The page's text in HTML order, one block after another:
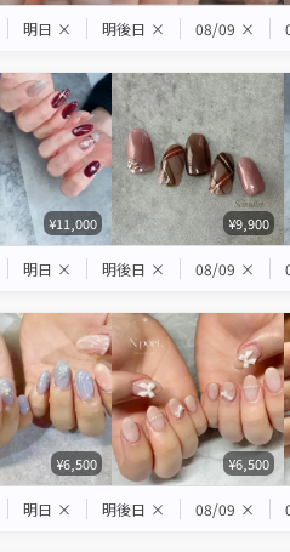
明日 × 明後日 × 08/09 ×
¥11,000 ¥9,900
明日 × 明後日 × 08/09 ×
¥6,500 ¥6,500
明日 × 明後日 × 08/09 ×